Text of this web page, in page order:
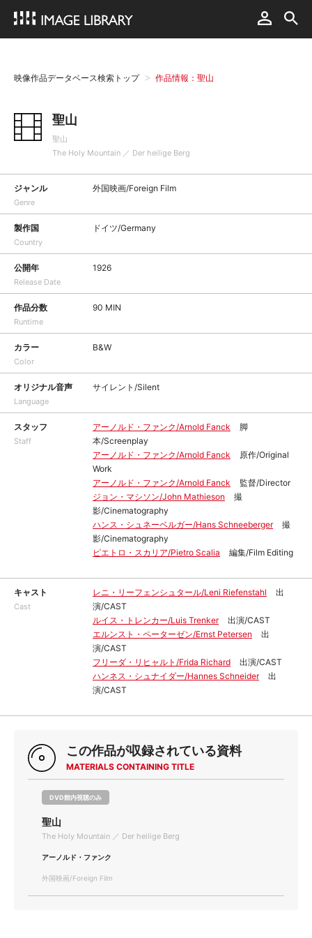
映像作品データベース検索トップ 作品情報：聖山
聖山
聖山
The Holy Mountain ／ Der heilige Berg
ジャンル
Genre
外国映画/Foreign Film
製作国
Country
ドイツ/Germany
公開年
Release Date
1926
作品分数
Runtime
90 MIN
カラー
Color
B&W
オリジナル音声
Language
サイレント/Silent
スタッフ
Staff
アーノルド・ファンク/Arnold Fanck
脚
本/Screenplay
アーノルド・ファンク/Arnold Fanck
原作/Original
Work
アーノルド・ファンク/Arnold Fanck
監督/Director
ジョン・マシソン/John Mathieson
撮
影/Cinematography
ハンス・シュネーベルガー/Hans Schneeberger
撮
影/Cinematography
ピエトロ・スカリア/Pietro Scalia
編集/Film Editing
キャスト
Cast
レニ・リーフェンシュタール/Leni Riefenstahl
出
演/CAST
ルイス・トレンカー/Luis Trenker
出演/CAST
エルンスト・ペーターゼン/Ernst Petersen
出
演/CAST
フリーダ・リヒャルト/Frida Richard
出演/CAST
ハンネス・シュナイダー/Hannes Schneider
出
演/CAST
この作品が収録されている資料
MATERIALS CONTAINING TITLE
DVD館内視聴のみ
聖山
The Holy Mountain ／ Der heilige Berg
アーノルド・ファンク
外国映画/Foreign Film